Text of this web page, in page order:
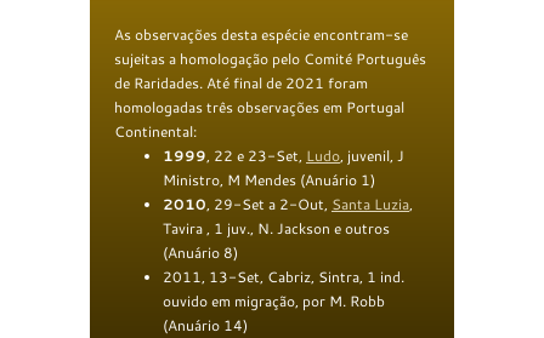
As observações desta espécie encontram-se
sujeitas a homologação pelo Comité Português
de Raridades. Até final de 2021 foram
homologadas três observações em Portugal
Continental:
1999, 22 e 23-Set, Ludo, juvenil, J
Ministro, M Mendes (Anuário 1)
2010, 29-Set a 2-Out, Santa Luzia,
Tavira , 1 juv., N. Jackson e outros
(Anuário 8)
2011, 13-Set, Cabriz, Sintra, 1 ind.
ouvido em migração, por M. Robb
(Anuário 14)